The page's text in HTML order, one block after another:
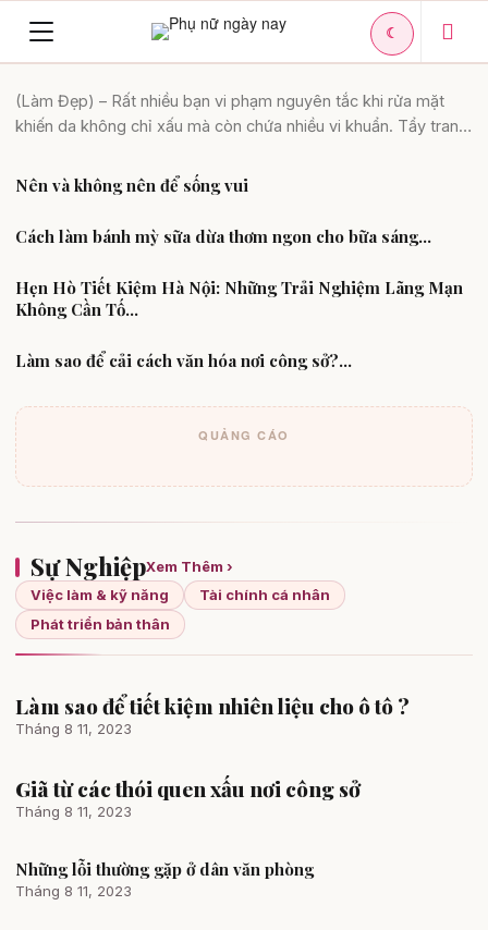
navigation
☾
Da đẹp
Nguyên tắc rửa mặt sai lầm khiến da
mặt bạn xấu tệ hại
(Làm Đẹp) – Rất nhiều bạn vi phạm nguyên tắc khi rửa mặt
khiến da không chỉ xấu mà còn chứa nhiều vi khuẩn. Tẩy trang
Chăm sóc cơ thể
Nên và không nên để sống vui
Vào bếp
Cách làm bánh mỳ sữa dừa thơm ngon cho bữa sáng...
Khám phá ẩm thực
Hẹn Hò Tiết Kiệm Hà Nội: Những Trải Nghiệm Lãng Mạn
Không Cần Tố...
Mẹo hay
Làm sao để cải cách văn hóa nơi công sở?...
QUẢNG CÁO
Sự Nghiệp
Việc làm & kỹ năng
Tài chính cá nhân
Phát triển bản thân
Xem Thêm ›
Tài chính cá nhân
Làm sao để tiết kiệm nhiên liệu cho ô tô ?
Tháng 8 11, 2023
Việc làm & kỹ năng
Giã từ các thói quen xấu nơi công sở
Tháng 8 11, 2023
Việc làm & kỹ năng
Những lỗi thường gặp ở dân văn phòng
Tháng 8 11, 2023